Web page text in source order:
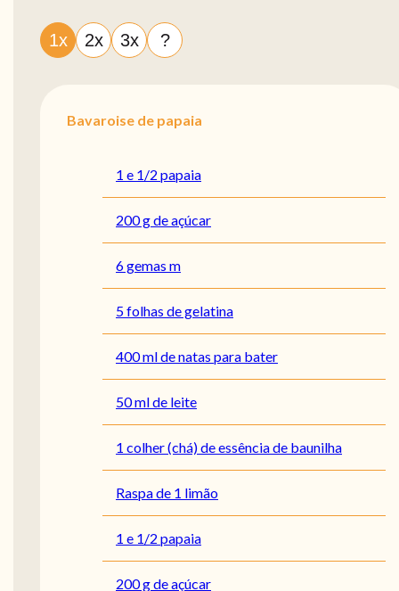
1x 2x 3x ?
Bavaroise de papaia
1 e 1/2 papaia
200 g de açúcar
6 gemas m
5 folhas de gelatina
400 ml de natas para bater
50 ml de leite
1 colher (chá) de essência de baunilha
Raspa de 1 limão
1 e 1/2 papaia
200 g de açúcar